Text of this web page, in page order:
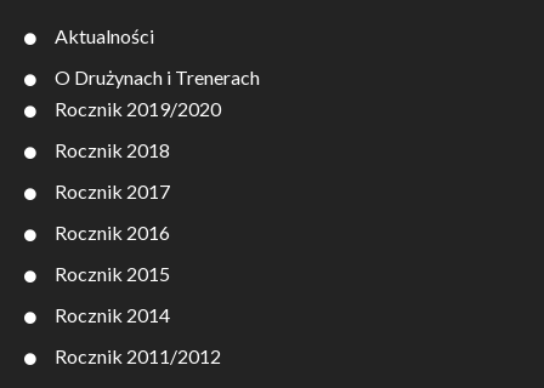
Aktualności
O Drużynach i Trenerach
Rocznik 2019/2020
Rocznik 2018
Rocznik 2017
Rocznik 2016
Rocznik 2015
Rocznik 2014
Rocznik 2011/2012